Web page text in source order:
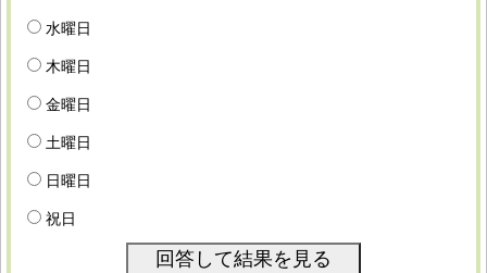
水曜日
木曜日
金曜日
土曜日
日曜日
祝日